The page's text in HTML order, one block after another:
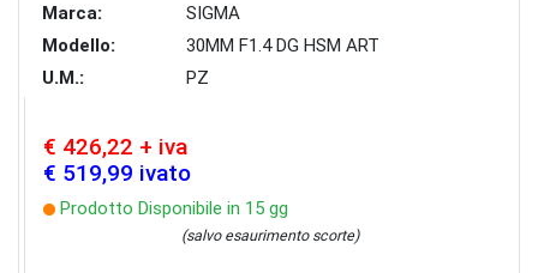
Marca:
SIGMA
Modello:
30MM F1.4 DG HSM ART
U.M.:
PZ
€ 426,22 + iva
€ 519,99 ivato
Prodotto Disponibile in 15 gg
(salvo esaurimento scorte)